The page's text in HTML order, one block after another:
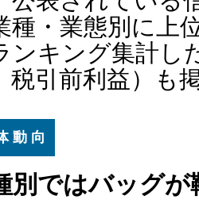
種・業態別に上
ンキング集計し
税引前利益）も
動 向
別ではバッグ